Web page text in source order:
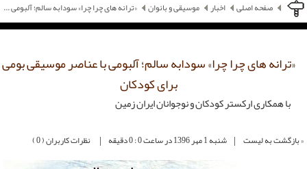
صفحه اصلی اخبار موسیقی و بانوان «ترانه های چرا چرا» سودابه سالم؛ آلبومی ...
با همکاری ارکستر کودکان و نوجوانان ایران زمین
«ترانه های چرا چرا» سودابه سالم؛ آلبومی با عناصر موسیقی بومی
برای کودکان
« بازگشت به لیست | شنبه 1 مهر 1396 در ساعت 0 : 0 دقیقه | نظرات کاربران ( 0 )